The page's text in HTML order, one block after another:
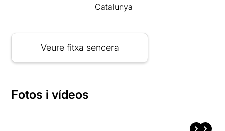
Catalunya
Veure fitxa sencera
Fotos i vídeos